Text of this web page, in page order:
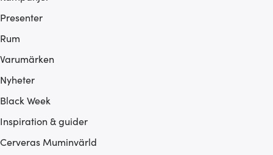
Presenter
Rum
Varumärken
Nyheter
Black Week
Inspiration & guider
Cerveras Muminvärld